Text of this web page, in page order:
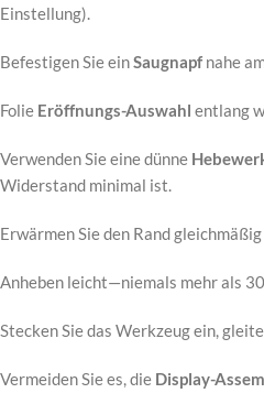
Einstellung).
Befestigen Sie einSaugnapf nahe
Folie Eröffnungs-Auswahl entlang
Verwenden Sie eine dünne
Widerstand minimal ist.
Erwärmen Sie den Rand
Anheben leicht—niemals mehr als
Stecken Sie das Werkzeug ein,
Vermeiden Sie es, die Display-